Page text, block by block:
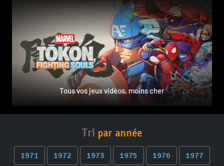
Tous vos jeux vidéos, moins cher
Tri par année
1971 1972 1973 1975 1976 1977